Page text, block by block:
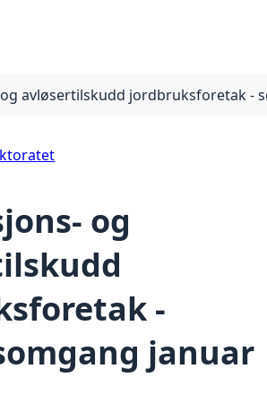
avløsertilskudd jordbruksforetak -
og
-
januar